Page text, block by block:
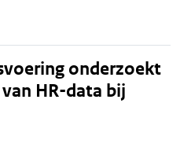
onderzoekt
HR-data bij